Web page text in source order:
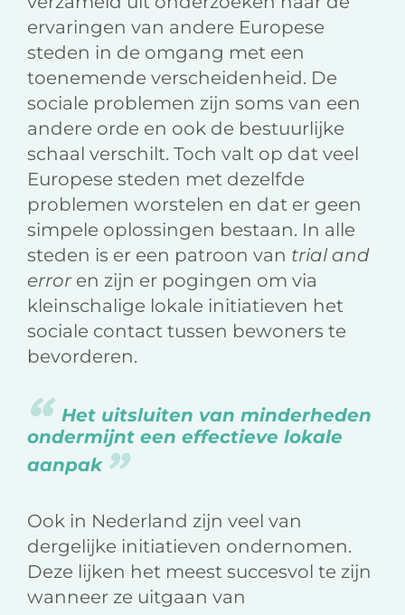
ervaringen van andere Europese
steden in de omgang met een
toenemende verscheiden­heid. De
sociale problemen zijn soms van een
andere orde en ook de bestuurlijke
schaal verschilt. Toch valt op dat veel
Europese steden met dezelfde
problemen worstelen en dat er geen
simpele oplossingen bestaan. In alle
steden is er een patroon van trial and
erroren zijn er pogingen om via
kleinschalige lokale ini­tiatieven het
sociale contact tussen bewoners te
bevorderen.
Het uitsluiten van minderheden
ondermijnt een effectieve lokale
aanpak
Ook in Nederland zijn veel van
dergelijke initiatieven ondernomen.
Deze lijken het meest suc­cesvol te zijn
wanneer ze uitgaan van